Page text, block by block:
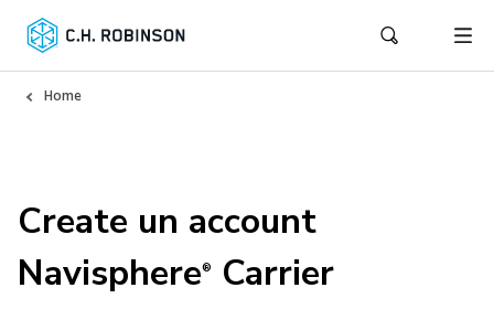
Home
Create un account
Navisphere® Carrier